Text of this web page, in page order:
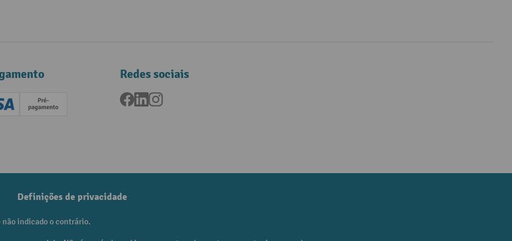
(Visa)
Pré-pagamento
Redes sociais
Facebook
LinkedInInstagram
Definições de privacidade
não indicado o contrário.